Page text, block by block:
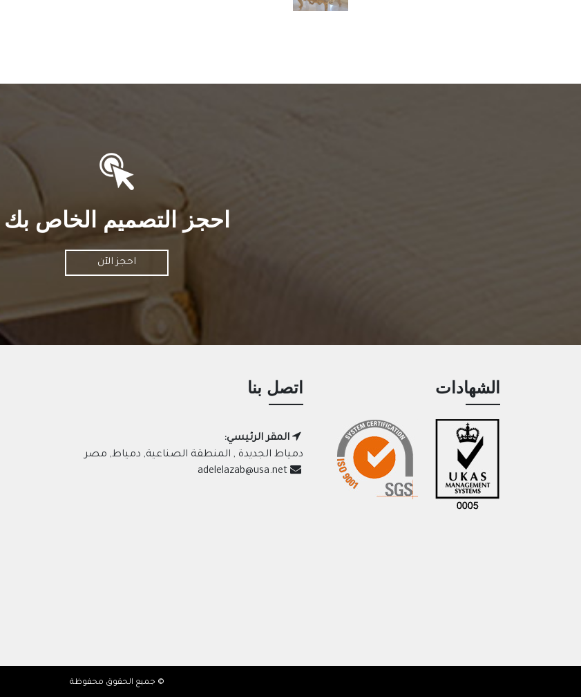
احجز التصميم الخاص بك
احجز الآن
الشهادات اتصل بنا
المقر الرئيسي:
دمياط الجديدة , المنطقة الصناعية, دمياط, مصر
© جميع الحقوق محفوظة